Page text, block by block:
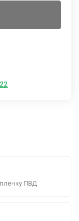
ПВД